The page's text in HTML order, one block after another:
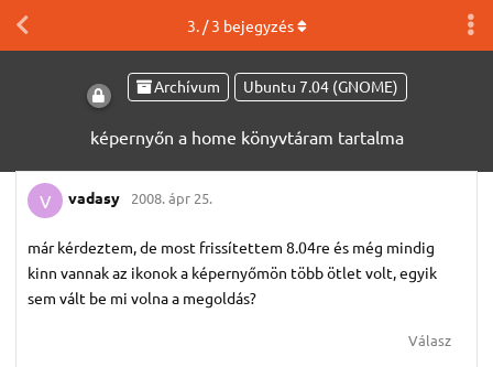
Archívum Ubuntu 7.04 (GNOME)
képernyőn a home könyvtáram tartalma
3. /3 bejegyzés
V vadasy 2008. ápr 25.
már kérdeztem, de most frissítettem 8.04re és még mindig
kinn vannak az ikonok a képernyőmön több ötlet volt, egyik
sem vált be mi volna a megoldás?
Válasz